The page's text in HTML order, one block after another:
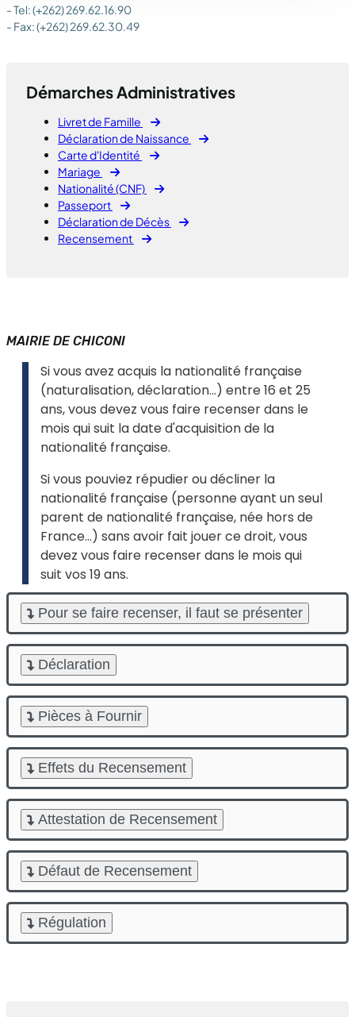
- Tel: (+262) 269.62.16.90
- Fax: (+262) 269.62.30.49
Démarches Administratives
Livret de Famille
Déclaration de Naissance
Carte d'Identité
Mariage
Nationalité (CNF)
Passeport
Déclaration de Décès
Recensement
MAIRIE DE CHICONI
Si vous avez acquis la nationalité française
(naturalisation, déclaration...) entre 16 et 25
ans, vous devez vous faire recenser dans le
mois qui suit la date d'acquisition de la
nationalité française.
Si vous pouviez répudier ou décliner la
nationalité française (personne ayant un seul
parent de nationalité française, née hors de
France...) sans avoir fait jouer ce droit, vous
devez vous faire recenser dans le mois qui
suit vos 19 ans.
Pour se faire recenser, il faut se présenter
Déclaration
Pièces à Fournir
Effets du Recensement
Attestation de Recensement
Défaut de Recensement
Régulation